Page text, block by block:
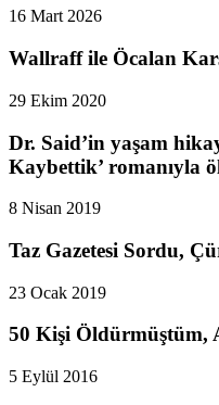
16 Mart 2026
Wallraff ile Öcalan
29 Ekim 2020
Dr. Said’in yaşam
Kaybettik’ romanıyla
8 Nisan 2019
Taz Gazetesi Sordu,
23 Ocak 2019
50 Kişi Öldürmüştüm,
5 Eylül 2016